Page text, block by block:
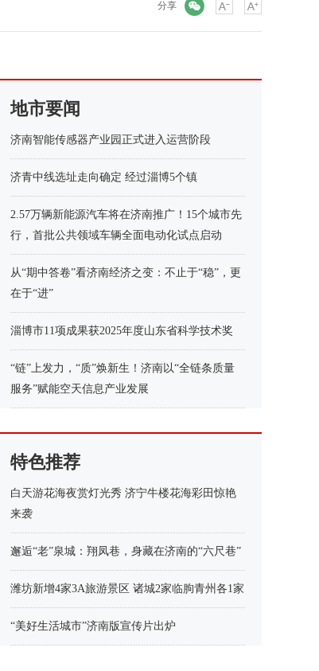
分享
地市要闻
济南智能传感器产业园正式进入运营阶段
济青中线选址走向确定 经过淄博5个镇
2.57万辆新能源汽车将在济南推广！15个城市先
行，首批公共领域车辆全面电动化试点启动
从“期中答卷”看济南经济之变：不止于“稳”，更
在于“进”
淄博市11项成果获2025年度山东省科学技术奖
“链”上发力，“质”焕新生！济南以“全链条质量
服务”赋能空天信息产业发展
特色推荐
白天游花海夜赏灯光秀 济宁牛楼花海彩田惊艳
来袭
邂逅“老”泉城：翔凤巷，身藏在济南的“六尺巷”
潍坊新增4家3A旅游景区 诸城2家临朐青州各1家
“美好生活城市”济南版宣传片出炉